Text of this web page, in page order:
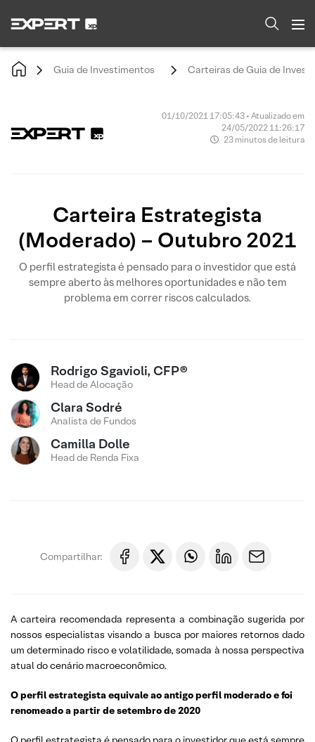
Guia de Investimentos Carteiras de Guia de
01/10/2021 17:05:43 • Atualizado em
24/05/2022 11:26:17
23 minutos de leitura
Carteira Estrategista
(Moderado) – Outubro 2021
O perfil estrategista é pensado para o investidor que está
sempre aberto às melhores oportunidades e não tem
problema em correr riscos calculados.
Rodrigo Sgavioli, CFP®
Head de Alocação
Clara Sodré
Analista de Fundos
Camilla Dolle
Head de Renda Fixa
Compartilhar:
A carteira recomendada representa a combinação sugerida por
nossos especialistas visando a busca por maiores retornos dado
um determinado risco e volatilidade, somada à nossa perspectiva
atual do cenário macroeconômico.
O perfil estrategista equivale ao antigo perfil moderado e foi
renomeado a partir de setembro de 2020